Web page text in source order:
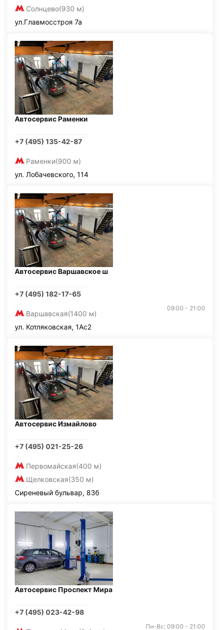
Солнцево(930 м)
ул.Главмосстроя 7а
Автосервис Раменки
+7 (495) 135-42-87
Раменки(900 м)
ул. Лобачевского, 114
Автосервис Варшавское ш
+7 (495) 182-17-65
Варшавская(1400 м)
09:00 - 21:00
ул. Котляковская, 1Ас2
Автосервис Измайлово
+7 (495) 021-25-26
Первомайская(400 м)
Щелковская(350 м)
Сиреневый бульвар, 83б
Автосервис Проспект Мира
+7 (495) 023-42-98
Пн-Вс: 09:00 - 21:00